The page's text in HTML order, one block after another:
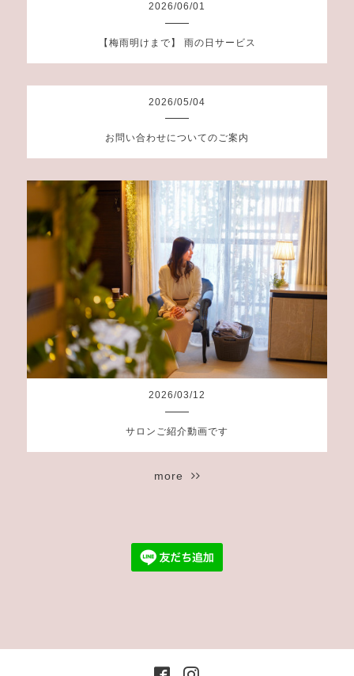
2026/06/01
【梅雨明けまで】 雨の日サービス
2026/05/04
お問い合わせについてのご案内
2026/03/12
サロンご紹介動画です
more